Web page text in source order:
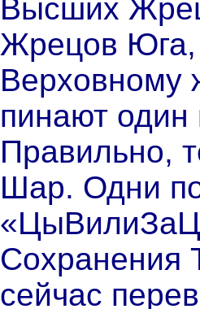
Высших
Жрецов Юга,
Верховному
пинают один
Правильно,
Шар. Одни
Сохранения
сейчас